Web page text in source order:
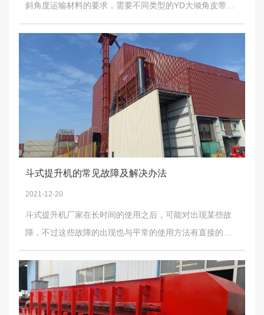
固定钩完好，绞车须固定牢固可靠。起吊设备或装载时，
严禁任何人在钢丝绳道运行范围内工作、行走或停留，以
防断绳伤人。超过100公斤的物体，严禁人力搬运，如需调
整或搬运，须借助起重工具进行。刮板输送机的施工过程
中，任何人不得将工具或其他东西放在刮板架或电缆桥架
上，防止坠落伤人。 刮板输送机的起吊装车前，施工人
员应站在起吊地点后方5米安全可靠的地方，信号工发出准
备信号。绞车司机发出同样的信号后，即可发出起吊信
号，其他人员不得随意发出信号。起重设备须严格遵守设
备起重安全技术措施的有关规定。所有施工人员须认真学
取措施处理，处理安全后方可继续作业。主、副绞车使用
前，须在绞车平硐室内用单支柱和钢筋网支撑牢固可靠的
机断链的原材料缺陷:成分偏析、钢种缺陷、是否使用合适
钢种40Cr、35CrMo、42CrMo、35CrNi3等。热处理缺陷:
热处理结构为回火屈曲体，链条是否根据厂家零件进行过
斜角度运输材料的要求，需要不同类型的YD大倾角皮带式
输送机。这里介绍了几种常见的大倾角皮带式输送机。目
前常见的大倾角皮带式输送机有波形角带式输送机、带式
输送机、花纹带式输送机、深槽(管)带式输送机等。下面，
我们向大家介绍上述四种皮带式输送机的特点。波浪型输
送机波形带式输送机和普通带式输送机的主要区别是，波
形带式输送机的基带是为牵引而构建的，传送带上用隔膜
和齿轮构建，运输能力大。特点如下：(1)传送带角度大，
可以垂直角度运输材料。(2)与通用传送带配件通用，运输
制和支撑机制。材料是在两条传送带之间运输的，因此也
称为带式输送机。该输送机旨在增加输送机角度，具有以
下特点：(1)输送机角度大，***多可运输90材料，可缩短输
送机长度，节省费用。(2)可以不设置传送带走廊或密封
套。因为如果两条传送带卡得满，就能得到密封运输材
料，而且在运输过程中不会泄漏。(3)运输能力大，运行稳
斗式提升机的常见故障及解决办法
2021-12-20
斗式提升机厂家在长时间的使用之后，可能对出现某些故
障，不过这些故障的出现也与平常的使用方法有直接的联
系，所以，只要按照正确的使用方法进行使用，一般不会
出现重大故障，下面，英大重工的工作人员为大家介绍一
些常见的设备故障及解决办法。首先，在使用斗式提升机
设备时，可能会出现料斗打滑的现象，然而这种现象的出